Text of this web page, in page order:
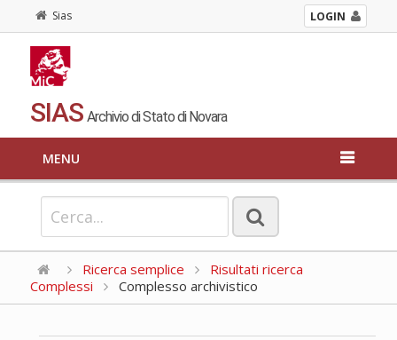
Sias LOGIN
SIAS Archivio di Stato di Novara
MENU
Ricerca semplice
Risultati ricerca
Complessi
Complesso archivistico